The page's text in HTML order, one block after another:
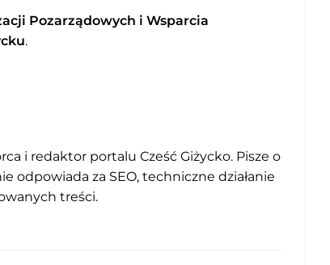
Pozarządowych i Wsparcia
.
i redaktor portalu Cześć Giżycko. Pisze o
odpowiada za SEO, techniczne działanie
treści.